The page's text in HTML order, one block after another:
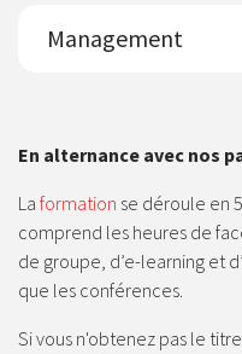
Management
En alternance avec nos
La formation se déroule en
comprend les heures de
de groupe, d’e-learning et
que les conférences.
Si vous n'obtenez pas le